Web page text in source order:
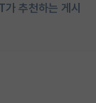
추천하는 게시